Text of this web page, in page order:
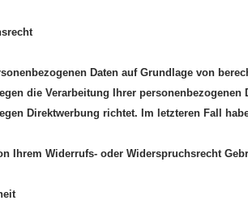
Daten auf Grundlage von
die Verarbeitung Ihrer
Direktwerbung richtet. Im letzteren Fall
Ihrem Widerrufs- oder Widerspruchsrecht